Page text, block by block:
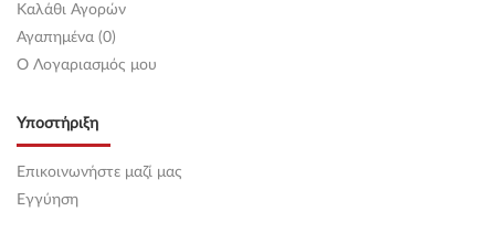
Καλάθι Αγορών
Αγαπημένα (0)
O Λογαριασμός μου
Υποστήριξη
Επικοινωνήστε μαζί μας
Εγγύηση